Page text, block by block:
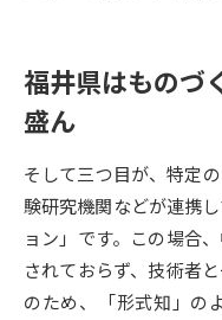
志望校・出願校を調べ
併願校選び
福井県はものづ
盛ん
そして三つ目が、特定
験研究機関などが連携
ョン」です。この場合
されておらず、技術者
のため、「形式知」の